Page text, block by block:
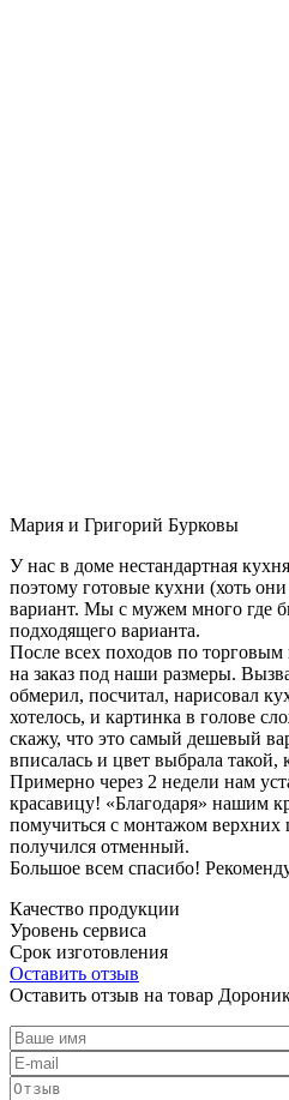
Мария и Григорий Бурковы
У нас в доме нестандартная
поэтому готовые кухни (хоть
вариант. Мы с мужем много где
подходящего варианта.
После всех походов по
на заказ под наши размеры.
обмерил, посчитал, нарисовал
хотелось, и картинка в голове
скажу, что это самый дешевый
вписалась и цвет выбрала такой,
Примерно через 2 недели нам
красавицу! «Благодаря» нашим
помучиться с монтажом верхних
получился отменный.
Большое всем спасибо!
Качество продукции
Уровень сервиса
Срок изготовления
Оставить отзыв
Оставить отзыв на товар